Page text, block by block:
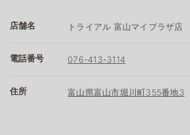
店舗名 トライアル 富山マイプラザ店
電話番号 076-413-3114
住所 富山県富山市堀川町355番地3